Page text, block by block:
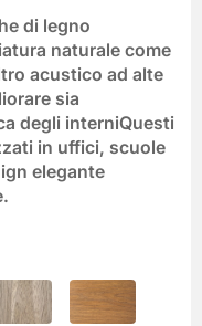
di legno
naturale come
acustico ad alte
sia
degli interniQuesti
in uffici, scuole
elegante